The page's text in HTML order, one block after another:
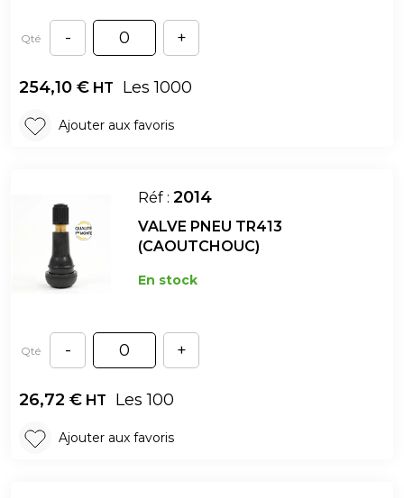
Qté - +
254,10 € HT Les 1000
Ajouter aux favoris
Réf : 2014
VALVE PNEU TR413
(CAOUTCHOUC)
En stock
Qté - +
26,72 € HT Les 100
Ajouter aux favoris